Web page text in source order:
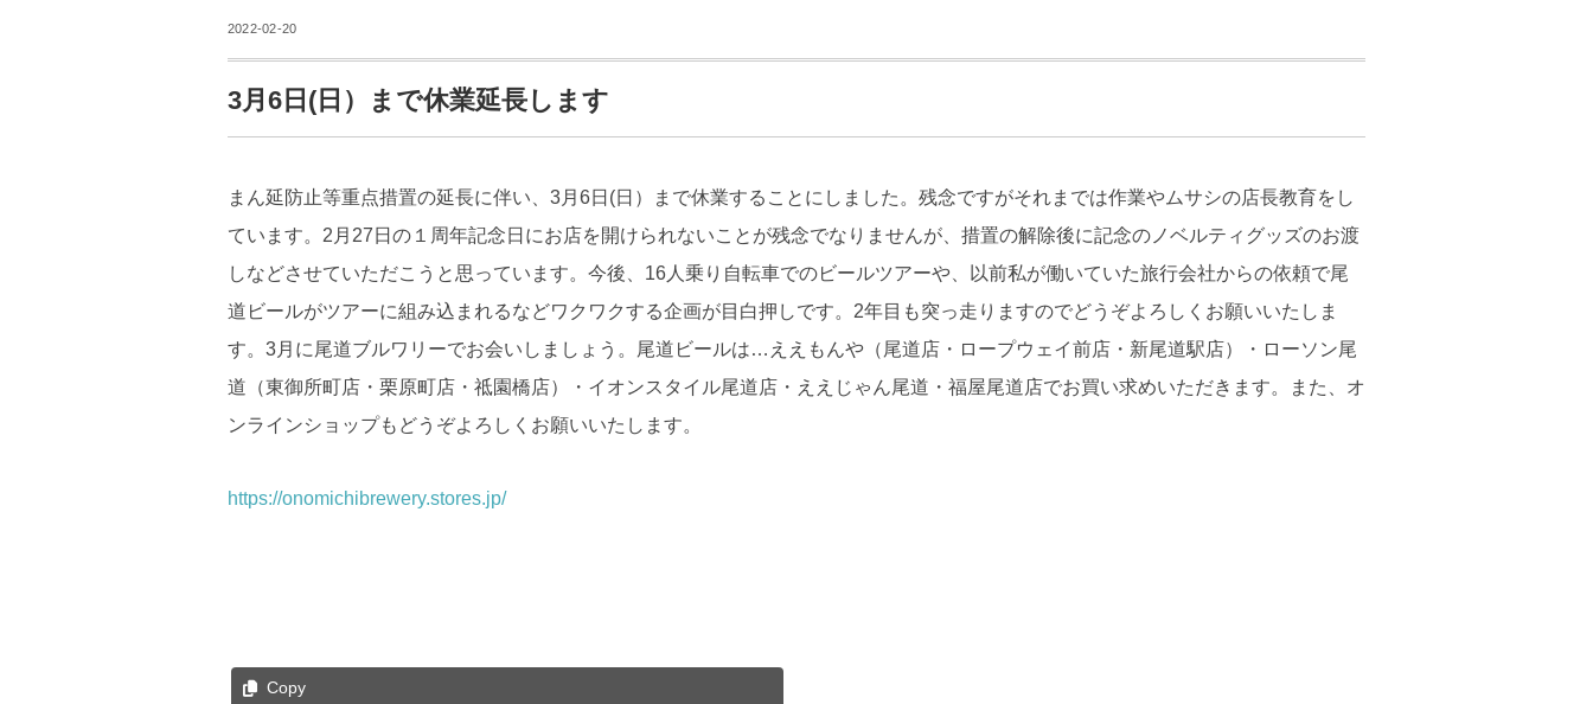
2022-02-20
3月6日(日）まで休業延長します
まん延防止等重点措置の延長に伴い、3月6日(日）まで休業することにしました。残念ですがそれまでは作業やムサシの店長教育をし
ています。2月27日の１周年記念日にお店を開けられないことが残念でなりませんが、措置の解除後に記念のノベルティグッズのお渡
しなどさせていただこうと思っています。今後、16人乗り自転車でのビールツアーや、以前私が働いていた旅行会社からの依頼で尾
道ビールがツアーに組み込まれるなどワクワクする企画が目白押しです。2年目も突っ走りますのでどうぞよろしくお願いいたしま
す。3月に尾道ブルワリーでお会いしましょう。尾道ビールは…ええもんや（尾道店・ロープウェイ前店・新尾道駅店）・ローソン尾
道（東御所町店・栗原町店・祗園橋店）・イオンスタイル尾道店・ええじゃん尾道・福屋尾道店でお買い求めいただきます。また、オ
ンラインショップもどうぞよろしくお願いいたします。
https://onomichibrewery.stores.jp/
Copy